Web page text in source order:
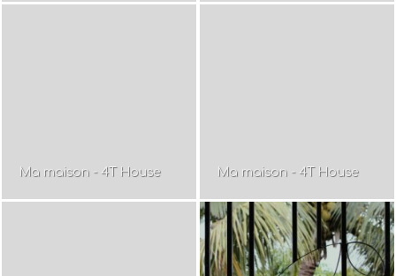
Ma maison - 4T House Ma maison - 4T House